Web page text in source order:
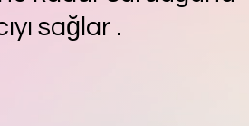
sağlar .